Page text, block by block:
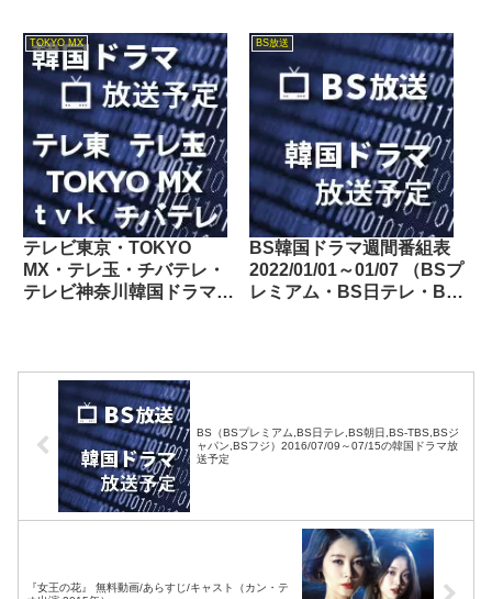
TOKYO MX
テレビ東京・TOKYO
MX・テレ玉・チバテレ・
テレビ神奈川韓国ドラマ週
BS放送
BS韓国ドラマ週間番組表
2022/01/01～01/07 （BSプ
レミアム・BS日テレ・BS
BS（BSプレミアム,BS日テレ,BS朝日,BS-TBS,BSジ
ャパン,BSフジ）2016/07/09～07/15の韓国ドラマ放
送予定
『女王の花』 無料動画/あらすじ/キャスト（カン・テ